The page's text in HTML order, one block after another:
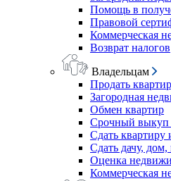
Помощь в
Правовой
Коммерческая
Возврат налогов
Владельцам
Продать
Загородная
Обмен квартир
Срочный выкуп
Сдать квартиру
Сдать дачу, дом,
Оценка
Коммерческая